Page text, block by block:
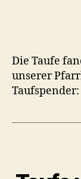
Die Taufe
unserer